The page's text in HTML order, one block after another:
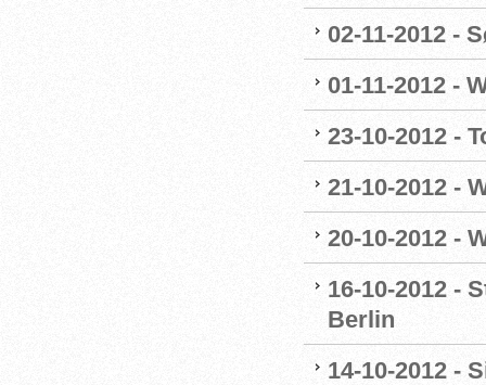
02-11-2012 -
01-11-2012 -
23-10-2012 -
21-10-2012 -
20-10-2012 -
16-10-2012 -
Berlin
14-10-2012 -